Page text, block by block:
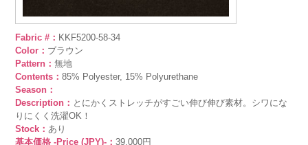
Fabric #： KKF5200-58-34
Color： ブラウン
Pattern：無地
Contents：85% Polyester, 15% Polyurethane
Season：
Description： とにかくストレッチがすごい伸び伸び素材。シワにな
りにくく洗濯OK！
Stock：あり
基本価格 -Price (JPY)-：39,000円